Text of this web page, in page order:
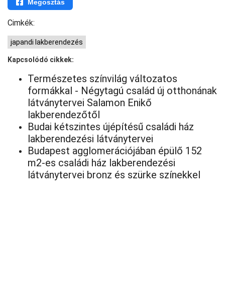
Megosztás
Cimkék:
japandi lakberendezés
Kapcsolódó cikkek:
Természetes színvilág változatos
formákkal - Négytagú család új otthonának
látványtervei Salamon Enikő
lakberendezőtől
Budai kétszintes újépítésű családi ház
lakberendezési látványtervei
Budapest agglomerációjában épülő 152
m2-es családi ház lakberendezési
látványtervei bronz és szürke színekkel